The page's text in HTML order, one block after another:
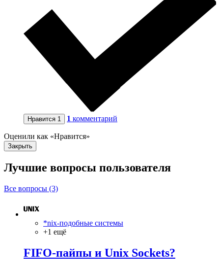
Нравится 1 1 комментарий
Оценили как «Нравится»
Закрыть
Лучшие вопросы пользователя
Все вопросы (3)
*nix-подобные системы
+1 ещё
FIFO-пайпы и Unix Sockets?